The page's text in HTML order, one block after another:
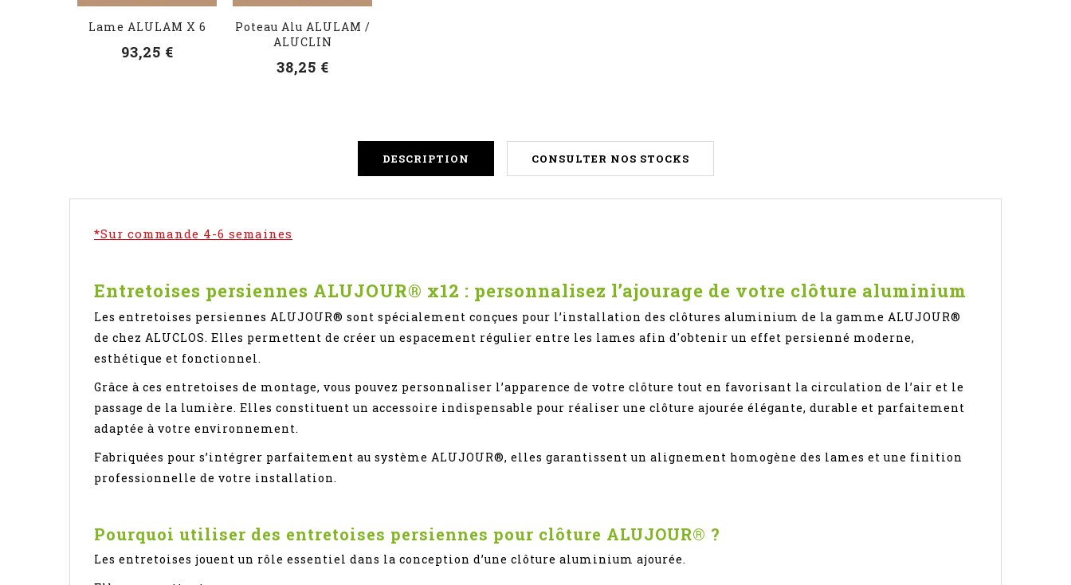
Lame ALULAM X 6
93,25 €
Poteau Alu ALULAM /
ALUCLIN
38,25 €
DESCRIPTION CONSULTER NOS STOCKS
*Sur commande 4-6 semaines
Entretoises persiennes ALUJOUR® x12 : personnalisez l’ajourage de votre clôture aluminium
Les entretoises persiennes ALUJOUR® sont spécialement conçues pour l’installation des clôtures aluminium de la gamme ALUJOUR®
de chez ALUCLOS. Elles permettent de créer un espacement régulier entre les lames afin d'obtenir un effet persienné moderne,
esthétique et fonctionnel.
Grâce à ces entretoises de montage, vous pouvez personnaliser l’apparence de votre clôture tout en favorisant la circulation de l’air et le
passage de la lumière. Elles constituent un accessoire indispensable pour réaliser une clôture ajourée élégante, durable et parfaitement
adaptée à votre environnement.
Fabriquées pour s’intégrer parfaitement au système ALUJOUR®, elles garantissent un alignement homogène des lames et une finition
professionnelle de votre installation.
Pourquoi utiliser des entretoises persiennes pour clôture ALUJOUR® ?
Les entretoises jouent un rôle essentiel dans la conception d’une clôture aluminium ajourée.